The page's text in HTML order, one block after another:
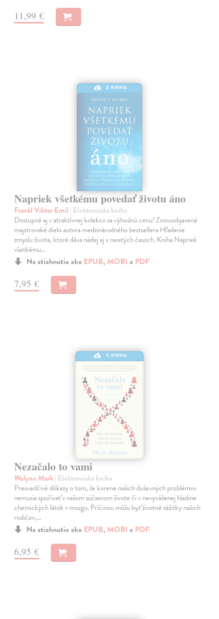
11,99 €
E-KNIHA
Napriek všetkému povedať životu áno
Frankl Viktor Emil | Elektronická kniha
Dostupné aj v atraktívnej kolekcii za výhodnú cenu! Znovuobjavené
majstrovské dielo autora medzinárodného bestsellera Hľadanie
zmyslu života, ktoré dáva nádej aj v neistých časoch. Kniha Napriek
všetkému…
Na stiahnutie ako EPUB, MOBI a PDF
7,95 €
E-KNIHA
Nezačalo to vami
Wolynn Mark| Elektronická kniha
Presvedčivé dôkazy o tom, že korene našich duševných problémov
nemusia spočívať v našom súčasnom živote či v nevyváženej hladine
chemických látok v mozgu. Príčinou môžu byť životné zážitky našich
rodičov,…
Na stiahnutie ako EPUB, MOBI a PDF
6,95 €